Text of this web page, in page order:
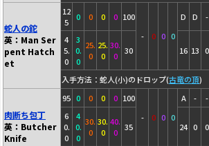
蛇人の鉈
英：Man Ser
pent Hatch
et
12
5
0 0 0 0 100
-
0 0 0
D D -
4
5.
0
3
0.
0
25.
0
25.
0
30.
0
30 16 13 0
入手方法：蛇人(小)のドロップ(古竜の頂)
肉断ち包丁
英：Butcher
Knife
95 0 0 0 0 100
-
0 0 0
A - -
6
0.
0
4
0.
0
30.
0
30.
0
40.
0
35 24 0 0